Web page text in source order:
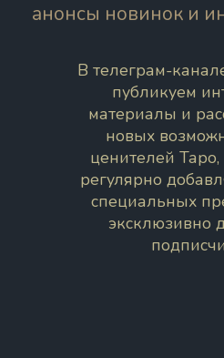
анонсы новинок и
В телеграм-
публикуем
материалы и
новых
ценителей
регулярно
специальных
эксклюзивно